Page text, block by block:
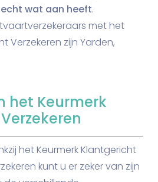
wat aan heeft.
met het
Verzekeren zijn Yarden,
het Keurmerk
het Keurmerk Klantgericht
kunt u er zeker van zijn